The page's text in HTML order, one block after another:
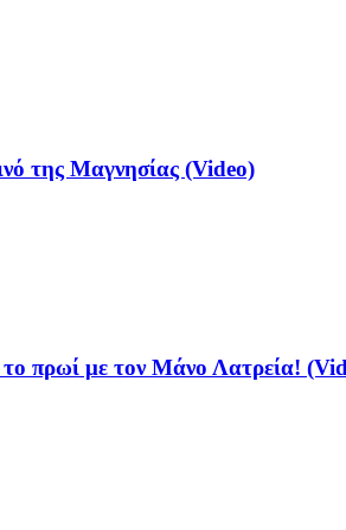
της Μαγνησίας (Video)
το πρωί με τον Μάνο Λατρεία!